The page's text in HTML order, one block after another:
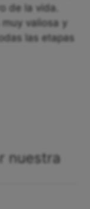
de la vida.
muy valiosa y
las etapas
nuestra